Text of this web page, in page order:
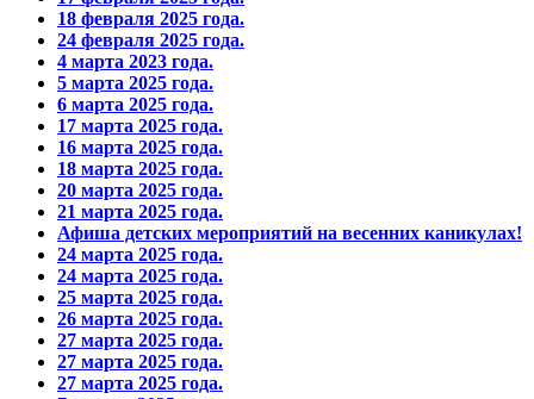
18 февраля 2025 года.
24 февраля 2025 года.
4 марта 2023 года.
5 марта 2025 года.
6 марта 2025 года.
17 марта 2025 года.
16 марта 2025 года.
18 марта 2025 года.
20 марта 2025 года.
21 марта 2025 года.
Афиша детских мероприятий на весенних каникулах!
24 марта 2025 года.
24 марта 2025 года.
25 марта 2025 года.
26 марта 2025 года.
27 марта 2025 года.
27 марта 2025 года.
27 марта 2025 года.